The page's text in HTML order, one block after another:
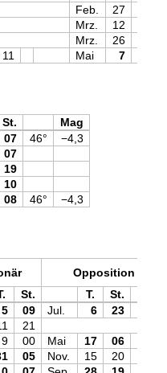
Feb. 27
Mrz. 12
Mrz. 26
11 Mai 7
St.
Mag
07 46°
−4,3
07
19
10
08 46° −4,3
Opposition
St. T. St.
5 09 Jul. 6 23
21
9 00 Mai 17 06
05 Nov. 15 20